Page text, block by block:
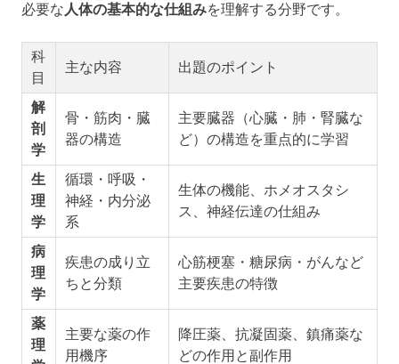
必要な 人体の基本的な仕組みを理解する分野です。
科
目
主な内容 出題のポイント
解
剖
学
骨・筋肉・臓
器の構造
主要臓器（心臓・肺・腎臓な
ど）の構造を重点的に学習
生
理
学
循環・呼吸・
神経・内分泌
系
生体の機能、ホメオスタシ
ス、神経伝達の仕組み
病
理
学
疾患の成り立
ちと分類
心筋梗塞・糖尿病・がんなど
主要疾患の特徴
薬
理
主要な薬の作
用機序
降圧薬、抗凝固薬、鎮痛薬な
どの作用と副作用